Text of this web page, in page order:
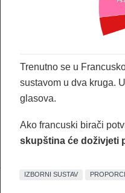
Trenutno se u
sustavom u dva kruga.
glasova.
Ako francuski birači
skupština će doživjeti
IZBORNI SUSTAV